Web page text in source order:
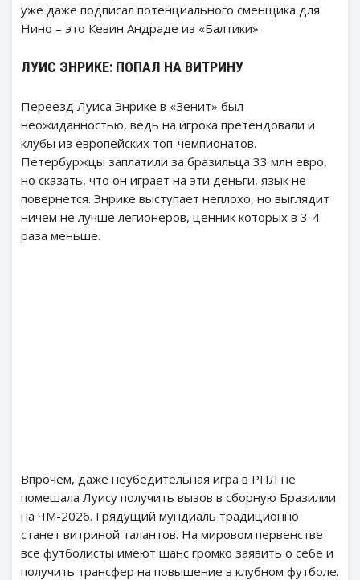
уже даже подписал потенциального сменщика для
Нино – это Кевин Андраде из «Балтики»
ЛУИС ЭНРИКЕ: ПОПАЛ НА ВИТРИНУ
Переезд Луиса Энрике в «Зенит» был
неожиданностью, ведь на игрока претендовали и
клубы из европейских топ-чемпионатов.
Петербуржцы заплатили за бразильца 33 млн евро,
но сказать, что он играет на эти деньги, язык не
повернется. Энрике выступает неплохо, но выглядит
ничем не лучше легионеров, ценник которых в 3-4
раза меньше.
Впрочем, даже неубедительная игра в РПЛ не
помешала Луису получить вызов в сборную Бразилии
на ЧМ-2026. Грядущий мундиаль традиционно
станет витриной талантов. На мировом первенстве
все футболисты имеют шанс громко заявить о себе и
получить трансфер на повышение в клубном футболе.